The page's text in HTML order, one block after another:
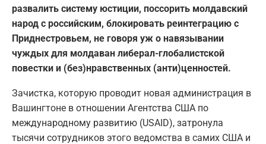
развалить систему юстиции, поссорить молдавский
народ с российским, блокировать реинтеграцию с
Приднестровьем, не говоря уж о навязывании
чуждых для молдаван либерал-глобалистской
повестки и (без)нравственных (анти)ценностей.
Зачистка, которую проводит новая администрация в
Вашингтоне в отношении Агентства США по
международному развитию (USAID), затронула
тысячи сотрудников этого ведомства в самих США и